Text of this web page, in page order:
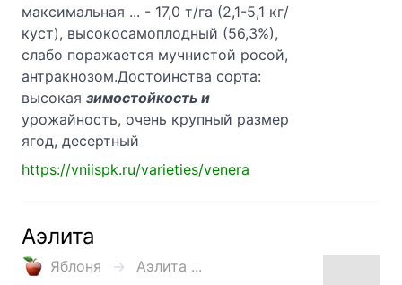
максимальная ... - 17,0 т/га (2,1-5,1 кг/
куст), высокосамоплодный (56,3%),
слабо поражается мучнистой росой,
антракнозом.Достоинства сорта:
высокая зимостойкость и
урожайность, очень крупный размер
ягод, десертный
https://vniispk.ru/varieties/venera
Аэлита
Яблоня Аэлита ...